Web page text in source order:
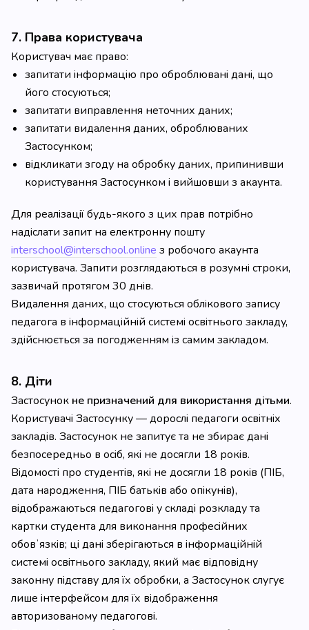
7. Права користувача
Користувач має право:
запитати інформацію про оброблювані дані, що
його стосуються;
запитати виправлення неточних даних;
запитати видалення даних, оброблюваних
Застосунком;
відкликати згоду на обробку даних, припинивши
користування Застосунком і вийшовши з акаунта.
Для реалізації будь-якого з цих прав потрібно
надіслати запит на електронну пошту
interschool@interschool.online з робочого акаунта
користувача. Запити розглядаються в розумні строки,
зазвичай протягом 30 днів.
Видалення даних, що стосуються облікового запису
педагога в інформаційній системі освітнього закладу,
здійснюється за погодженням із самим закладом.
8. Діти
Застосунок не призначений для використання дітьми.
Користувачі Застосунку — дорослі педагоги освітніх
закладів. Застосунок не запитує та не збирає дані
безпосередньо в осіб, які не досягли 18 років.
Відомості про студентів, які не досягли 18 років (ПІБ,
дата народження, ПІБ батьків або опікунів),
відображаються педагогові у складі розкладу та
картки студента для виконання професійних
обовʼязків; ці дані зберігаються в інформаційній
системі освітнього закладу, який має відповідну
законну підставу для їх обробки, а Застосунок слугує
лише інтерфейсом для їх відображення
авторизованому педагогові.